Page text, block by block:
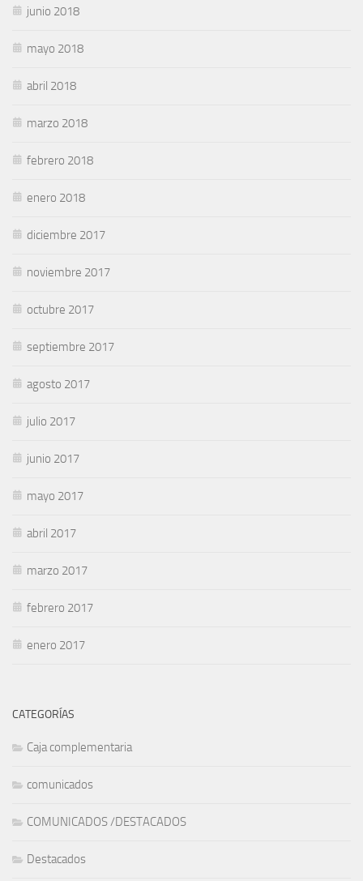
junio 2018
mayo 2018
abril 2018
marzo 2018
febrero 2018
enero 2018
diciembre 2017
noviembre 2017
octubre 2017
septiembre 2017
agosto 2017
julio 2017
junio 2017
mayo 2017
abril 2017
marzo 2017
febrero 2017
enero 2017
CATEGORÍAS
Caja complementaria
comunicados
COMUNICADOS /DESTACADOS
Destacados